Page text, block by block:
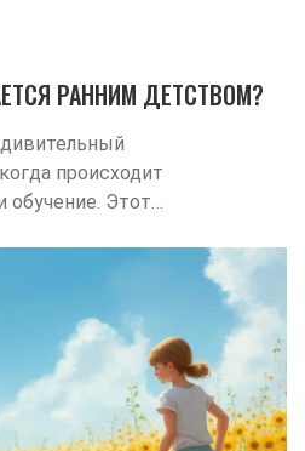
РАННИМ ДЕТСТВОМ?
происходит
обучение. Этот
себя
навыков и
мы подробно
в себя раннее
следует
Узнаем,
так важны и